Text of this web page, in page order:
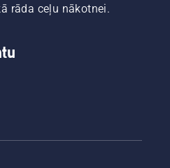
rāda ceļu nākotnei.